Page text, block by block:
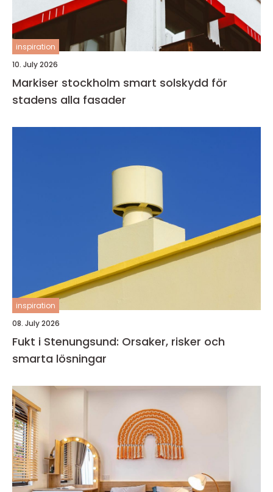
inspiration
10. July 2026
Markiser stockholm smart solskydd för
stadens alla fasader
inspiration
08. July 2026
Fukt i Stenungsund: Orsaker, risker och
smarta lösningar